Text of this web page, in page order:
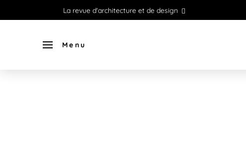
La revue d'architecture et de design
Menu